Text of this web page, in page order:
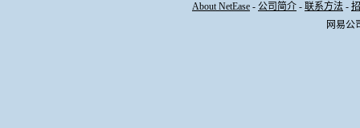
About NetEase - 公司简介 - 联系方法 -
网易公